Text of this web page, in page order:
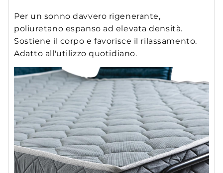
Per un sonno davvero rigenerante,
poliuretano espanso ad elevata densità.
Sostiene il corpo e favorisce il rilassamento.
Adatto all'utilizzo quotidiano.